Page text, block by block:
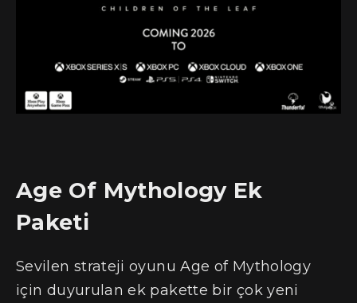
Age Of Mythology Ek
Paketi
Sevilen strateji oyunu Age of Mythology
için duyurulan ek pakette bir çok yeni